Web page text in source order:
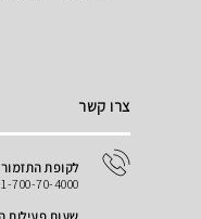
לקופת התזמורתחייגו:
1-700-70-4000 או 02-5611498